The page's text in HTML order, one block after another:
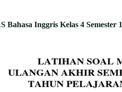
Inggris Kelas 4 Semester 1